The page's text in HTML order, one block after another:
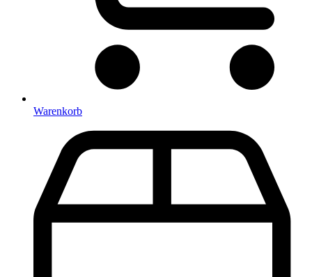
Warenkorb